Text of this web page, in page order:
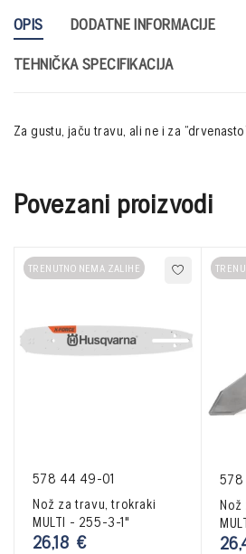
OPIS DODATNE INFORMACIJE
TEHNIČKA SPECIFIKACIJA
Za gustu, jaču travu, ali ne i za
Povezani proizvodi
TRENUTNO NEMA ZALIHE
578 44 49-01
Nož za travu, trokraki
MULTI - 255-3-1"
26,18€
578
Nož